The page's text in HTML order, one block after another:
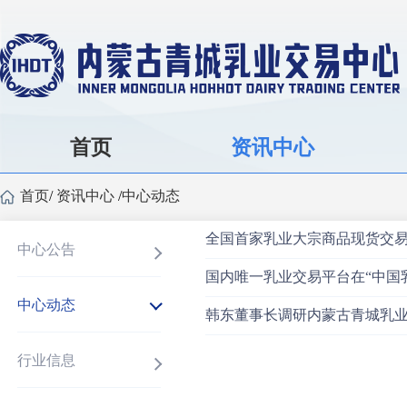
首页 资讯中心
首页/ 资讯中心 /中心动态
中心公告
中心动态
行业信息
全国首家乳业大宗商品现货交
国内唯一乳业交易平台在“中国
韩东董事长调研内蒙古青城乳